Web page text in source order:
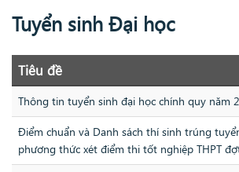
Tuyển sinh Đại học
Tiêu đề
Thông tin tuyển sinh đại học chính quy năm
Điểm chuẩn và Danh sách thí sinh trúng
phương thức xét điểm thi tốt nghiệp THPT